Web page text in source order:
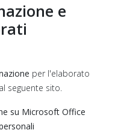
e
per l'elaborato
seguente sito.
su Microsoft Office